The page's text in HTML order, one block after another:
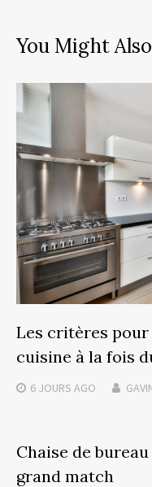
You Might
Les critères
cuisine à la fois
6 JOURS AGO
Chaise de
grand match